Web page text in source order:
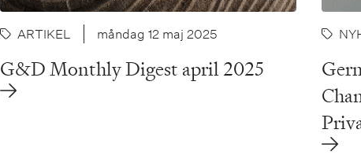
ARTIKEL måndag 12 maj 2025
G&D Monthly Digest april 2025